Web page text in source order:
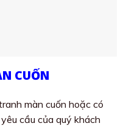
CUỐN
màn cuốn hoặc có
cầu của quý khách